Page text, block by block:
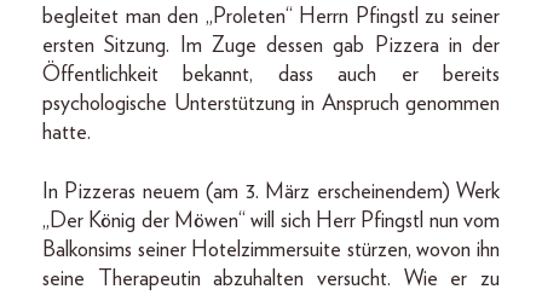
begleitet man den „Proleten“ Herrn Pfingstl zu seiner
ersten Sitzung. Im Zuge dessen gab Pizzera in der
Öffentlichkeit bekannt, dass auch er bereits
psychologische Unterstützung in Anspruch genommen
hatte.
In Pizzeras neuem (am 3. März erscheinendem) Werk
„Der König der Möwen“ will sich Herr Pfingstl nun vom
Balkonsims seiner Hotelzimmersuite stürzen, wovon ihn
seine Therapeutin abzuhalten versucht. Wie er zu